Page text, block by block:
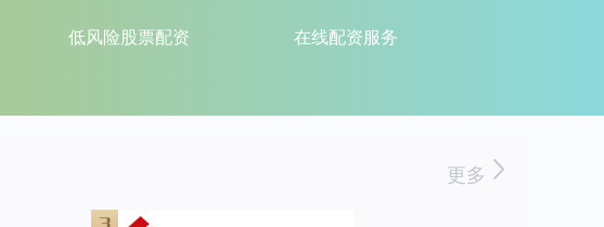
低风险股票配资 在线配资服务
更多